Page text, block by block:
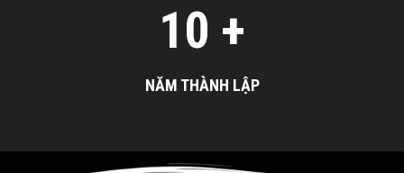
10 +
NĂM THÀNH LẬP